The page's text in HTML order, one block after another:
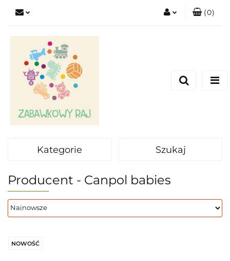
(0)
Kategorie Szukaj
Producent - Canpol babies
NOWOŚĆ